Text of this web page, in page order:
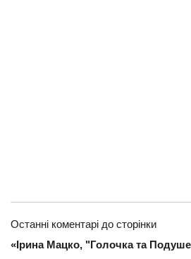
Останні коментарі до сторінки
«Ірина Мацко, "Голочка та